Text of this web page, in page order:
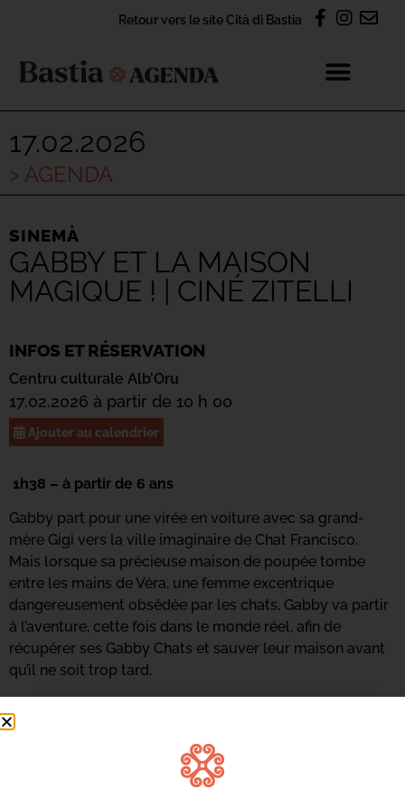
Retour vers le site Cità di Bastia
17.02.2026
> AGENDA
SINEMÀ
GABBY ET LA MAISON
MAGIQUE ! | CINÉ ZITELLI
INFOS ET RÉSERVATION
Centru culturale Alb’Oru
17.02.2026 à partir de 10 h 00
Ajouter au calendrier
1h38 – à partir de 6 ans
Gabby part pour une virée en voiture avec sa grand-
mère Gigi vers la ville imaginaire de Chat Francisco.
Mais lorsque sa précieuse maison de poupée tombe
entre les mains de Véra, une femme excentrique
dangereusement obsédée par les chats, Gabby va partir
à l’aventure, cette fois dans le monde réel, afin de
récupérer ses Gabby Chats et sauver leur maison avant
qu’il ne soit trop tard.
Pendant les vacances, c’est Ciné Zitelli avec du cinéma à
partir de 3 ans. Rendez-vous à 10h au Centre Culturel